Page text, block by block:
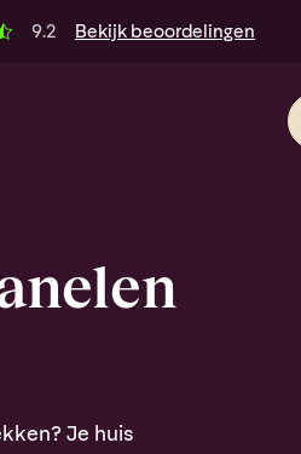
Klantbeoordelingen
9.2 Bekijk alle
beoordelingen
Je huis